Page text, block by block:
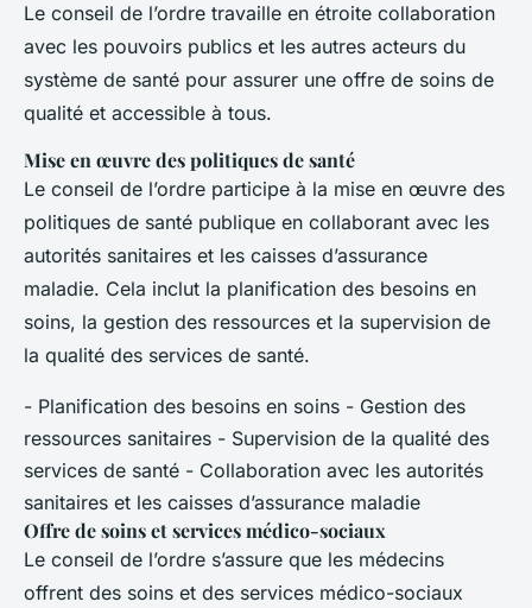
Le conseil de l’ordre travaille en étroite collaboration
avec les pouvoirs publics et les autres acteurs du
système de santé pour assurer une offre de soins de
qualité et accessible à tous.
Mise en œuvre des politiques de santé
Le conseil de l’ordre participe à la mise en œuvre des
politiques de santé publique en collaborant avec les
autorités sanitaires et les caisses d’assurance
maladie. Cela inclut la planification des besoins en
soins, la gestion des ressources et la supervision de
la qualité des services de santé.
- Planification des besoins en soins - Gestion des
ressources sanitaires - Supervision de la qualité des
services de santé - Collaboration avec les autorités
sanitaires et les caisses d’assurance maladie
Offre de soins et services médico-sociaux
Le conseil de l’ordre s’assure que les médecins
offrent des soins et des services médico-sociaux